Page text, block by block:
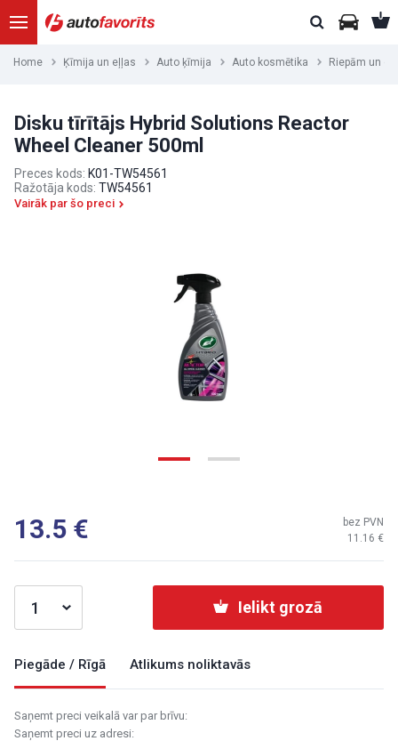
Home Ķīmija un eļļas Auto ķīmija Auto kosmētika Riepām un
Disku tīrītājs Hybrid Solutions Reactor
Wheel Cleaner 500ml
Preces kods: K01-TW54561
Ražotāja kods: TW54561
Vairāk par šo preci
13.5 11.16
bez PVN
Ielikt grozā
Piegāde / Rīgā Atlikums noliktavās
Saņemt preci veikalā var par brīvu:
Saņemt preci uz adresi: